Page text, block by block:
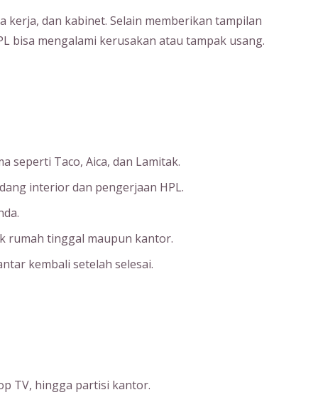
dan kabinet. Selain memberikan tampilan
bisa mengalami kerusakan atau tampak usang.
seperti Taco, Aica, dan Lamitak.
interior dan pengerjaan HPL.
rumah tinggal maupun kantor.
kembali setelah selesai.
TV, hingga partisi kantor.